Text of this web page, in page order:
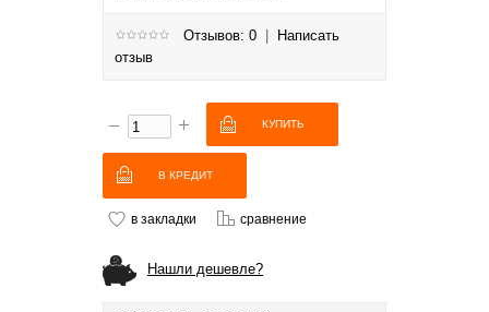
Отзывов: 0
Написать
отзыв
В КРЕДИТ
в закладки сравнение
Нашли дешевле?